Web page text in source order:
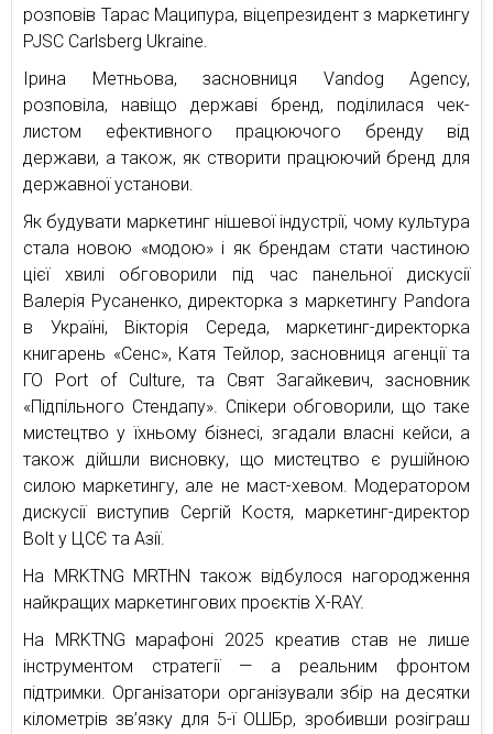
розповів Тарас Маципура, віцепрезидент з маркетингу
PJSC Carlsberg Ukraine.
Ірина Метньова, засновниця Vandog Agency,
розповіла, навіщо державі бренд, поділилася чек-
листом ефективного працюючого бренду від
держави, а також, як створити працюючий бренд для
державної установи.
Як будувати маркетинг нішевої індустрії, чому культура
стала новою «модою» і як брендам стати частиною
цієї хвилі обговорили під час панельної дискусії
Валерія Русаненко, директорка з маркетингу Pandora
в Україні, Вікторія Середа, маркетинг-директорка
книгарень «Сенс», Катя Тейлор, засновниця агенції та
ГО Port of Culture, та Свят Загайкевич, засновник
«Підпільного Стендапу». Спікери обговорили, що таке
мистецтво у їхньому бізнесі, згадали власні кейси, а
також дійшли висновку, що мистецтво є рушійною
силою маркетингу, але не маст-хевом. Модератором
дискусії виступив Сергій Костя, маркетинг-директор
Bolt у ЦСЄ та Азії.
На MRKTNG MRTHN також відбулося нагородження
найкращих маркетингових проєктів X-RAY.
На MRKTNG марафоні 2025 креатив став не лише
інструментом стратегії — а реальним фронтом
підтримки. Організатори організували збір на десятки
кілометрів зв’язку для 5-ї ОШБр, зробивши розіграш